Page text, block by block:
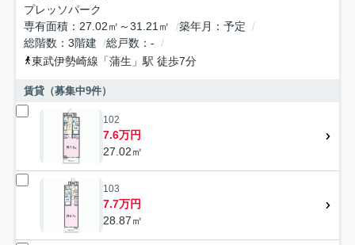
プレッソパーク
専有面積
27.02㎡～31.21㎡ 築年月
予定
総階数
3階建 総戸数
-
東武伊勢崎線 「蒲生 」駅 徒歩7分
賃貸（募集中9件）
102
7.6万円
27.02㎡
103
7.7万円
28.87㎡